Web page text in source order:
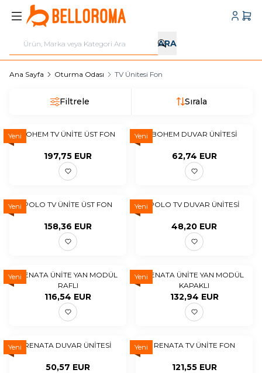
ARA
Ana Sayfa Oturma Odası TV Ünitesi Fon
Filtrele Sırala
YeniBOHEM TV ÜNİTE ÜST FON
197,75 EUR
Yeni BOHEM DUVAR ÜNİTESİ
62,74 EUR
Yeni POLO TV ÜNİTE ÜST FON
158,36 EUR
Yeni POLO TV DUVAR ÜNİTESİ
48,20 EUR
YeniRENATA ÜNİTE YAN MODÜL
RAFLI
116,54 EUR
YeniRENATA ÜNİTE YAN MODÜL
KAPAKLI
132,94 EUR
Yeni RENATA DUVAR ÜNİTESİ
50,57 EUR
Yeni RENATA TV ÜNİTE FON
121,55EUR